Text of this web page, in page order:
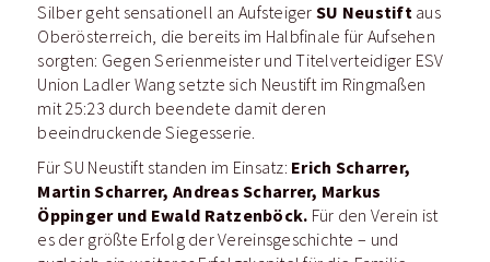
Silber geht sensationell an Aufsteiger SU Neustift aus
Oberösterreich, die bereits im Halbfinale für Aufsehen
sorgten: Gegen Serienmeister und Titelverteidiger ESV
Union Ladler Wang setzte sich Neustift im Ringmaßen
mit 25:23 durch beendete damit deren
beeindruckende Siegesserie.
Für SU Neustift standen im Einsatz: Erich Scharrer,
Martin Scharrer, Andreas Scharrer, Markus
Öppinger und Ewald Ratzenböck. Für den Verein ist
es der größte Erfolg der Vereinsgeschichte – und